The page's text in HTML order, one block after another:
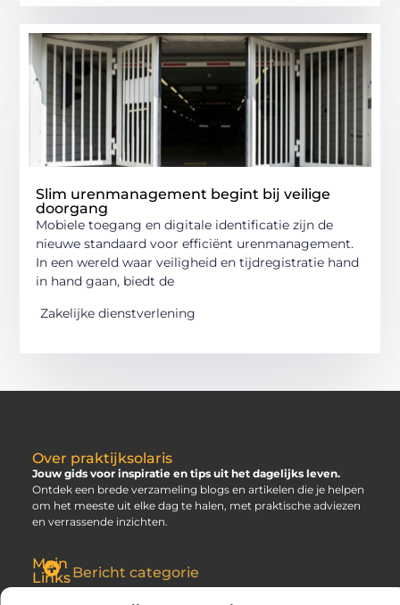
Slim urenmanagement begint bij veilige
doorgang
Mobiele toegang en digitale identificatie zijn de
nieuwe standaard voor efficiënt urenmanagement.
In een wereld waar veiligheid en tijdregistratie hand
in hand gaan, biedt de
Zakelijke dienstverlening
Over praktijksolaris
Jouw gids voor inspiratie en tips uit het dagelijks leven.
Ontdek een brede verzameling blogs en artikelen die je helpen
om het meeste uit elke dag te halen, met praktische adviezen
en verrassende inzichten.
Main
LinksBericht categorie